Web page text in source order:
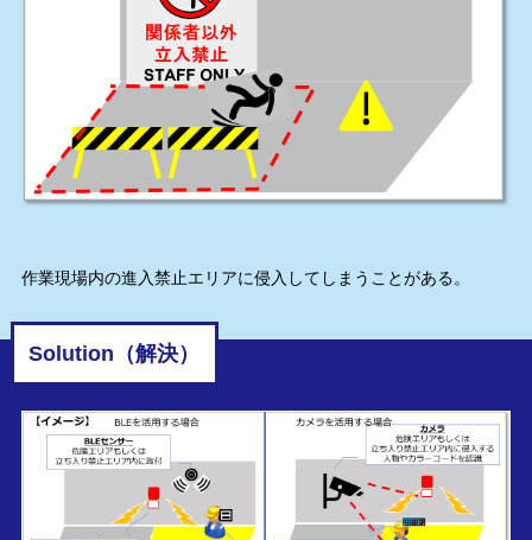
作業現場内の進入禁止エリアに侵入してしまうことがある。
Solution（解決）